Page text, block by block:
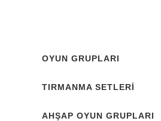
OYUN GRUPLARI
TIRMANMA SETLERİ
AHŞAP OYUN GRUPLARI